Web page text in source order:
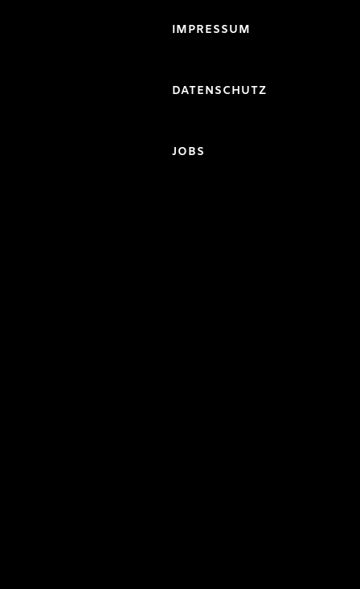
IMPRESSUM
DATENSCHUTZ
JOBS